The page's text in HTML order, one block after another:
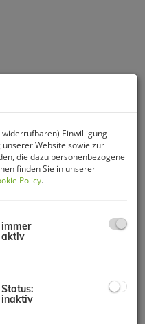
Einwilligung
Website sowie zur
die dazu personenbezogene
finden Sie in unserer
Policy.
immer
aktiv
Status:
inaktiv